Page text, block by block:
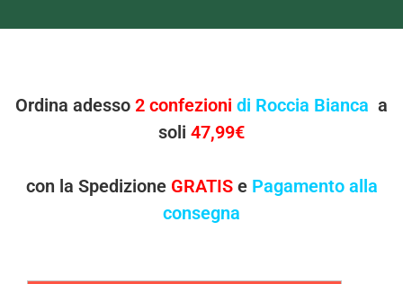
Ordina adesso 2 confezioni di Roccia Bianca a
soli 47,99€
con la Spedizione GRATISe Pagamento alla
consegna